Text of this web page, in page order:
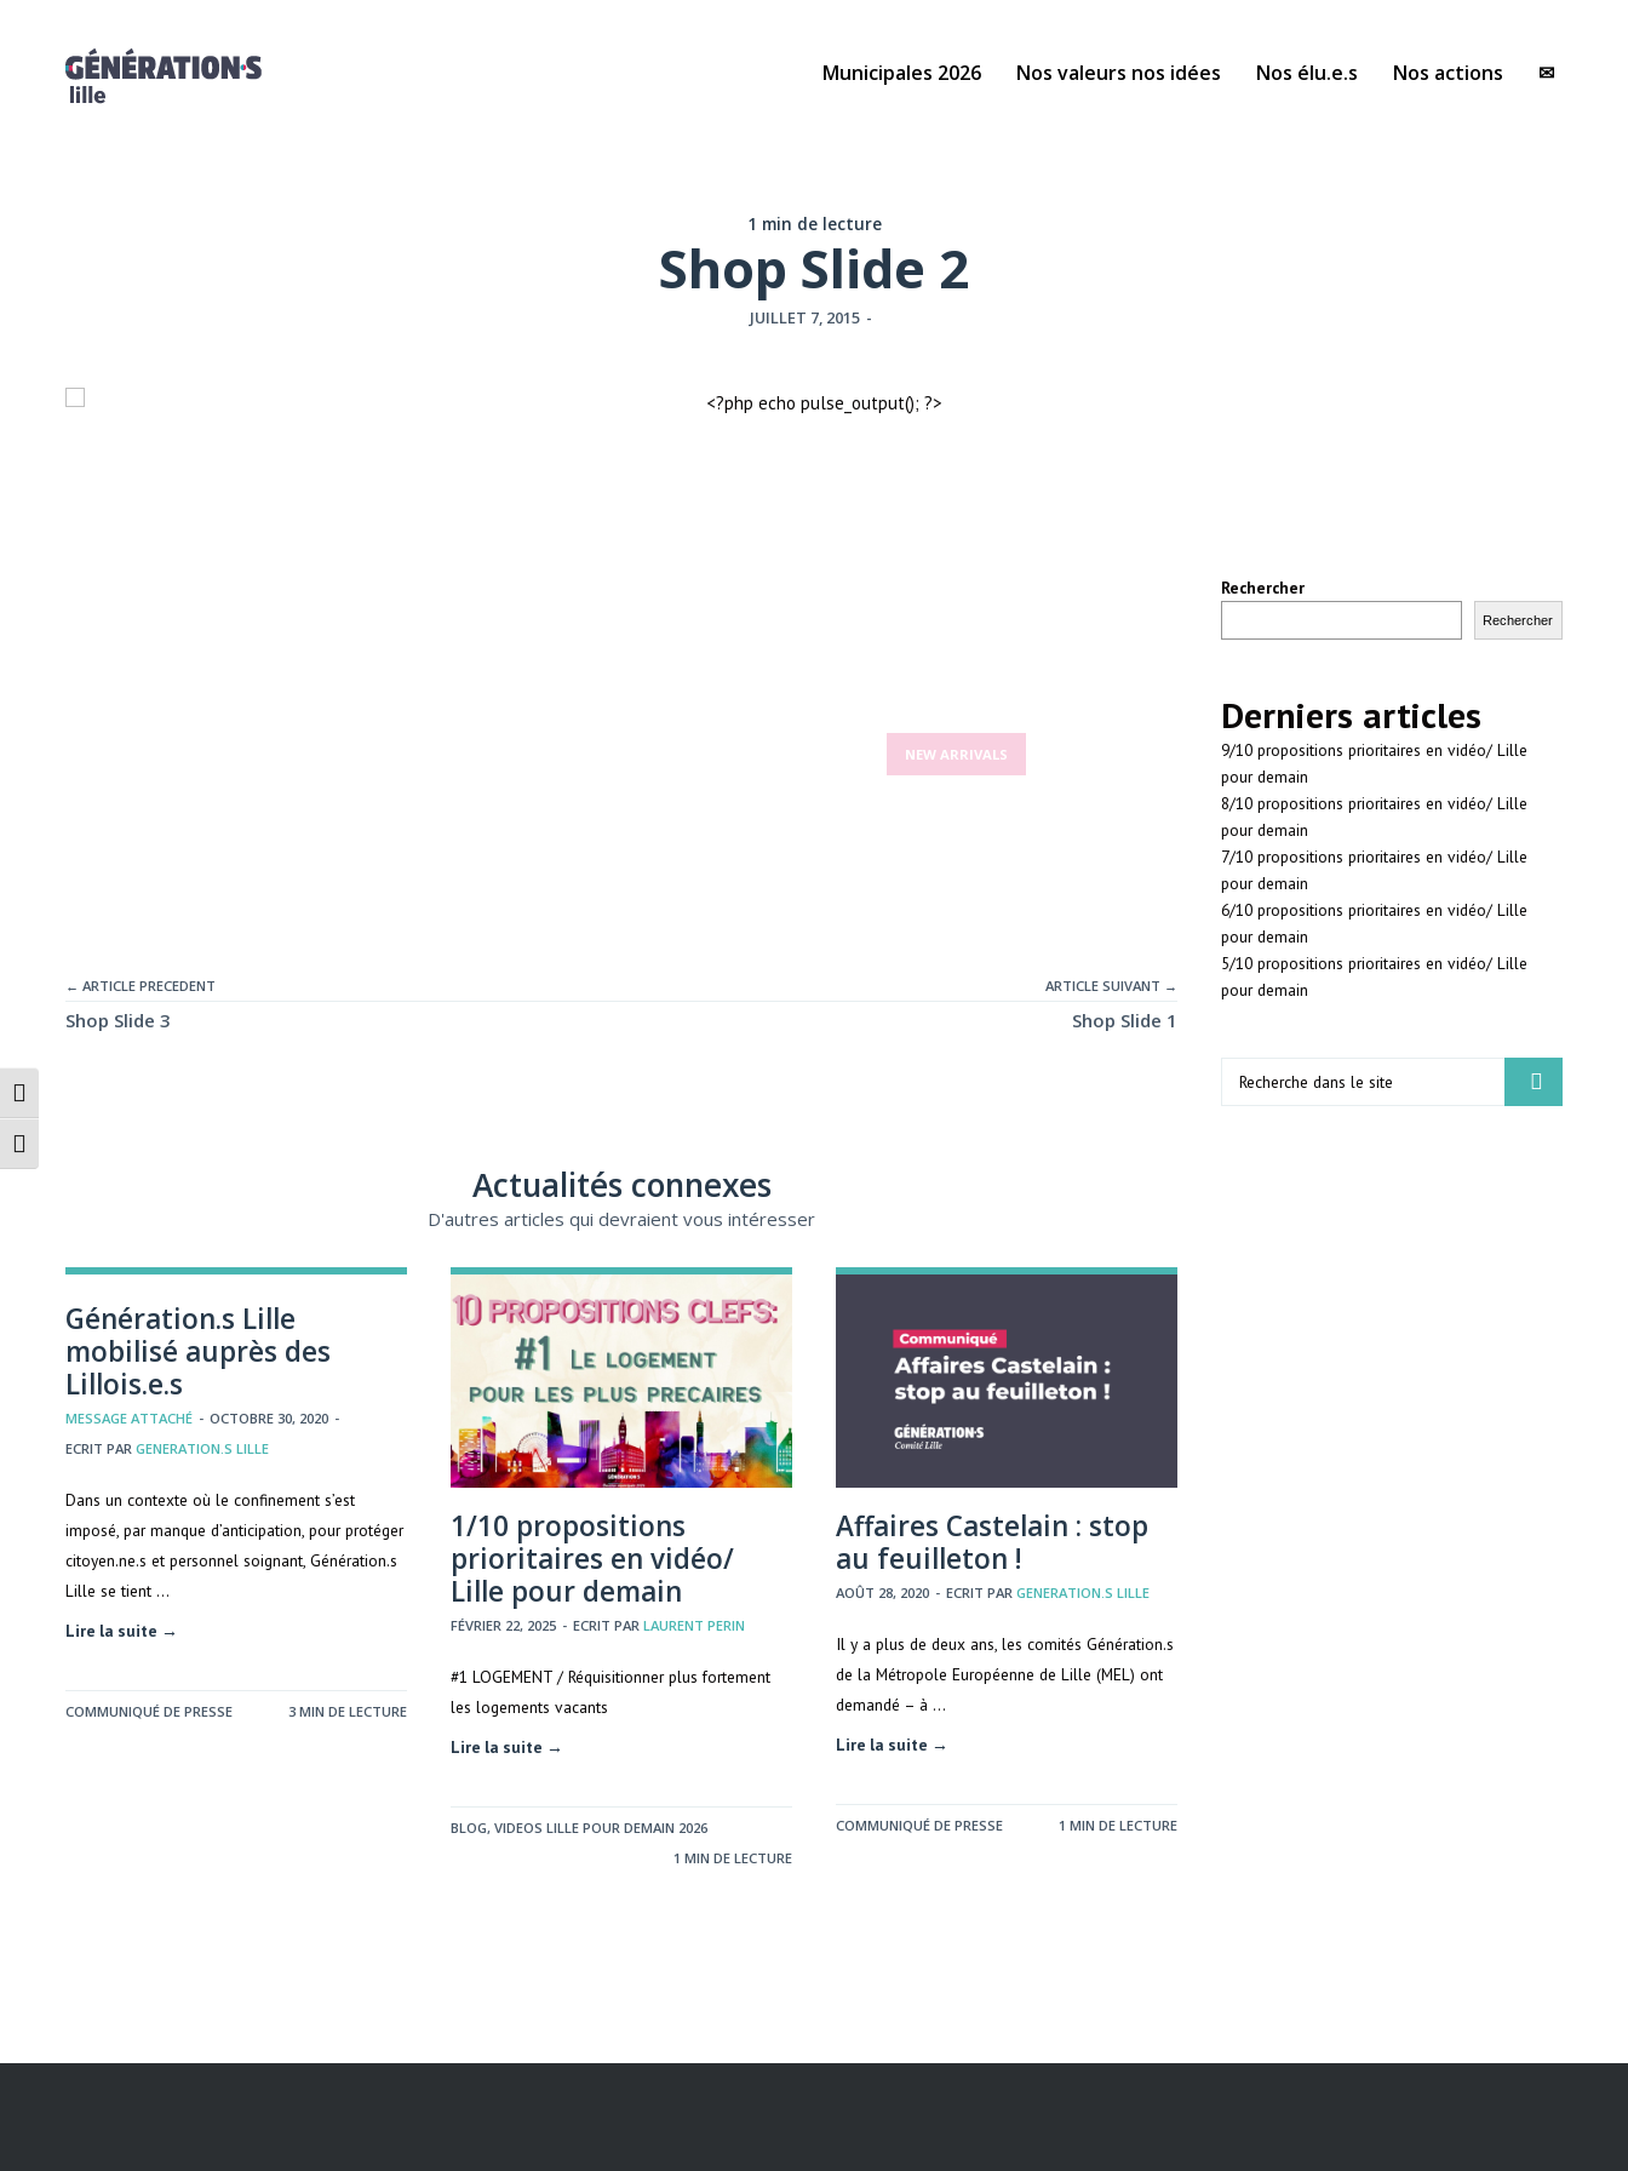
Passer en contraste élevé
Changer la taille de la police
Municipales 2026 Nos valeurs nos idées Nos élu.e.s Nos actions ✉
1 min de lecture
Shop Slide 2
JUILLET 7, 2015 -
NEW ARRIVALS
← ARTICLE PRECEDENT
Shop Slide 3
ARTICLE SUIVANT →
Shop Slide 1
Actualités connexes
D'autres articles qui devraient vous intéresser
Génération.s Lille
mobilisé auprès des
Lillois.e.s
MESSAGE ATTACHÉ - OCTOBRE 30, 2020 -
ECRIT PAR GENERATION.S LILLE
Dans un contexte où le confinement s’est
imposé, par manque d’anticipation, pour protéger
citoyen.ne.s et personnel soignant, Génération.s
Lille se tient …
Lire la suite →
COMMUNIQUÉ DE PRESSE 3 MIN DE LECTURE
1/10 propositions
prioritaires en vidéo/
Lille pour demain
FÉVRIER 22, 2025 - ECRIT PAR LAURENT PERIN
#1 LOGEMENT / Réquisitionner plus fortement
les logements vacants
Lire la suite →
BLOG, VIDEOS LILLE POUR DEMAIN 2026
1 MIN DE LECTURE
Affaires Castelain : stop
au feuilleton !
AOÛT 28, 2020 - ECRIT PAR GENERATION.S LILLE
Il y a plus de deux ans, les comités Génération.s
de la Métropole Européenne de Lille (MEL) ont
demandé – à …
Lire la suite →
COMMUNIQUÉ DE PRESSE 1 MIN DE LECTURE
Rechercher
Rechercher
Derniers articles
9/10 propositions prioritaires en vidéo/ Lille
pour demain
8/10 propositions prioritaires en vidéo/ Lille
pour demain
7/10 propositions prioritaires en vidéo/ Lille
pour demain
6/10 propositions prioritaires en vidéo/ Lille
pour demain
5/10 propositions prioritaires en vidéo/ Lille
pour demain